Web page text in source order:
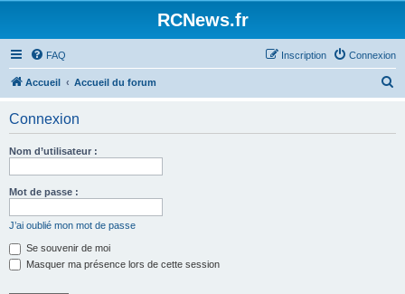
RCNews.fr
FAQ Connexion
Inscription
Accueil Accueil du forum
Connexion
Nom d’utilisateur :
Mot de passe :
J’ai oublié mon mot de passe
Se souvenir de moi
Masquer ma présence lors de cette session
Panneau de gestion des cookies